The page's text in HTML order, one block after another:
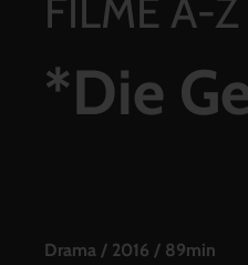
FILME A-Z
*Die
Drama / 2016 / 89min